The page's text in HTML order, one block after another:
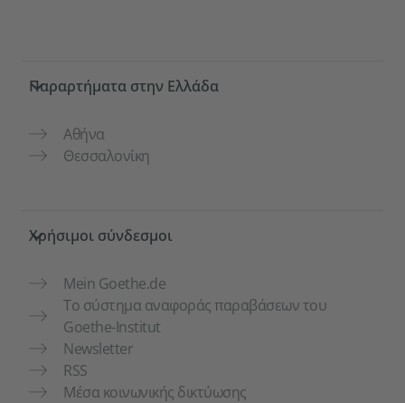
Service- und Informationsbereich
Παραρτήματα στην Ελλάδα
Αθήνα
Θεσσαλονίκη
Χρήσιμοι σύνδεσμοι
Mein Goethe.de
Το σύστημα αναφοράς παραβάσεων του
Goethe-Institut
Newsletter
RSS
Μέσα κοινωνικής δικτύωσης